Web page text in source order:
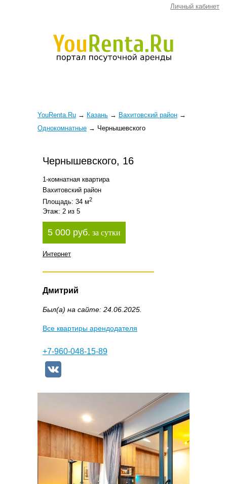
Личный кабинет
YouRenta.Ru → Казань → Вахитовский район →
Однокомнатные → Чернышевского
Чернышевского, 16
1-комнатная квартира
Вахитовский район
Площадь: 34 м2
Этаж: 2 из 5
5 000 руб. за сутки
Интернет
Дмитрий
Был(а) на сайте: 24.06.2025.
Все квартиры арендодателя
+7-960-048-15-89